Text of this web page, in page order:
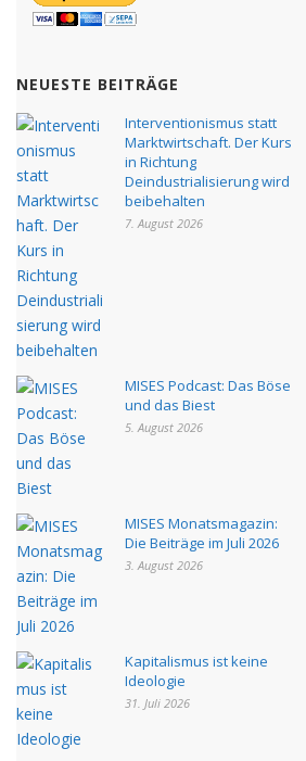
NEUESTE BEITRÄGE
Interventionismus statt
Marktwirtschaft. Der Kurs
in Richtung
Deindustrialisierung wird
beibehalten
7. August 2026
MISES Podcast: Das Böse
und das Biest
5. August 2026
MISES Monatsmagazin:
Die Beiträge im Juli 2026
3. August 2026
Kapitalismus ist keine
Ideologie
31. Juli 2026